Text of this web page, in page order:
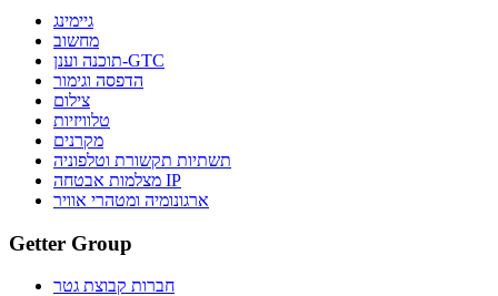
גיימינג
מחשוב
תוכנה וענן-GTC
הדפסה וגימור
צילום
טלוויזיות
מקרנים
תשתיות תקשורת וטלפוניה
מצלמות אבטחה IP
ארגונומיה ומטהרי אוויר
Getter Group
חברות קבוצת גטר